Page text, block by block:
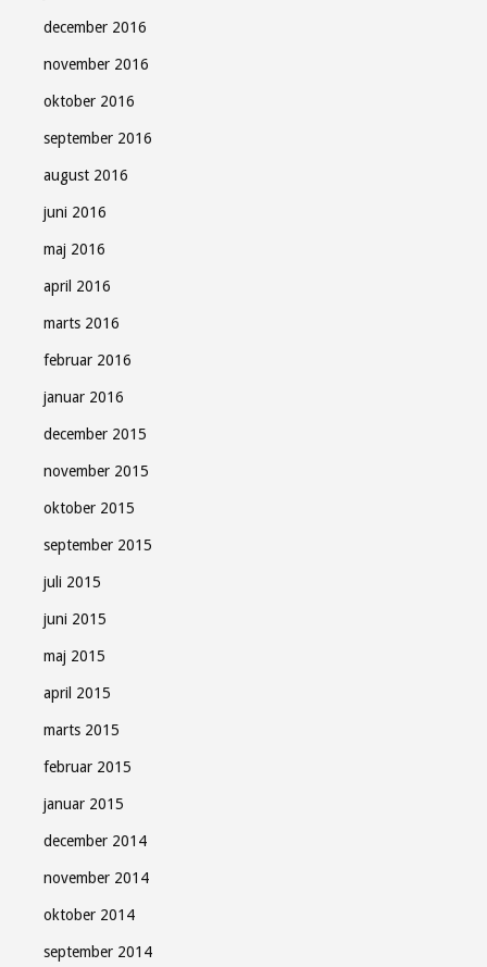
december 2016
november 2016
oktober 2016
september 2016
august 2016
juni 2016
maj 2016
april 2016
marts 2016
februar 2016
januar 2016
december 2015
november 2015
oktober 2015
september 2015
juli 2015
juni 2015
maj 2015
april 2015
marts 2015
februar 2015
januar 2015
december 2014
november 2014
oktober 2014
september 2014